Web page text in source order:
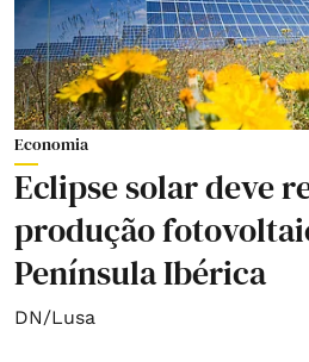
Economia
Eclipse solar deve
produção
Península Ibérica
DN/Lusa